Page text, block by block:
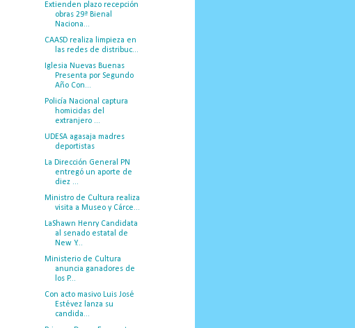
Extienden plazo recepción
obras 29ª Bienal
Naciona...
CAASD realiza limpieza en
las redes de distribuc...
Iglesia Nuevas Buenas
Presenta por Segundo
Año Con...
Policía Nacional captura
homicidas del
extranjero ...
UDESA agasaja madres
deportistas
La Dirección General PN
entregó un aporte de
diez ...
Ministro de Cultura realiza
visita a Museo y Cárce...
LaShawn Henry Candidata
al senado estatal de
New Y...
Ministerio de Cultura
anuncia ganadores de
los P...
Con acto masivo Luis José
Estévez lanza su
candida...